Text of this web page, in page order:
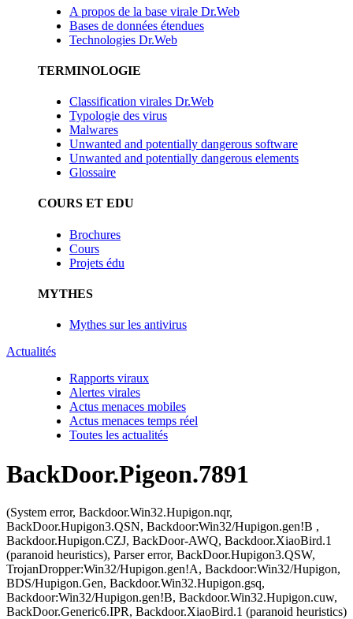
A propos de la base virale Dr.Web
Bases de données étendues
Technologies Dr.Web
TERMINOLOGIE
Classification virales Dr.Web
Typologie des virus
Malwares
Unwanted and potentially dangerous software
Unwanted and potentially dangerous elements
Glossaire
COURS ET EDU
Brochures
Cours
Projets édu
MYTHES
Mythes sur les antivirus
Actualités
Rapports viraux
Alertes virales
Actus menaces mobiles
Actus menaces temps réel
Toutes les actualités
BackDoor.Pigeon.7891
(System error, Backdoor.Win32.Hupigon.nqr,
BackDoor.Hupigon3.QSN, Backdoor:Win32/Hupigon.gen!B ,
Backdoor.Hupigon.CZJ, BackDoor-AWQ, Backdoor.XiaoBird.1
(paranoid heuristics), Parser error, BackDoor.Hupigon3.QSW,
TrojanDropper:Win32/Hupigon.gen!A, Backdoor:Win32/Hupigon,
BDS/Hupigon.Gen, Backdoor.Win32.Hupigon.gsq,
Backdoor:Win32/Hupigon.gen!B, Backdoor.Win32.Hupigon.cuw,
BackDoor.Generic6.IPR, Backdoor.XiaoBird.1 (paranoid heuristics)